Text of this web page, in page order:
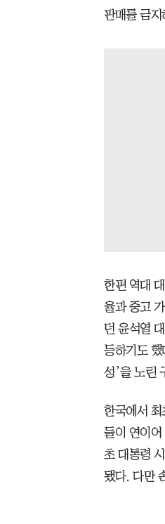
판매를 금
한편 역대
율과 중고
던 윤석열
등하기도 했
성’을 노린
한국에서 최
들이 연이
초 대통령
됐다. 다만